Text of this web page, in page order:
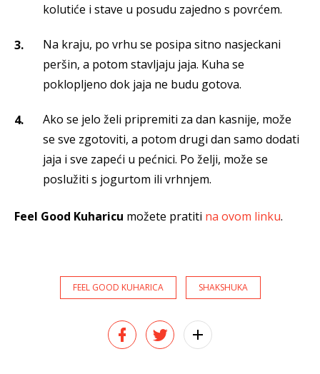
kolutiće i stave u posudu zajedno s povrćem.
Na kraju, po vrhu se posipa sitno nasjeckani
peršin, a potom stavljaju jaja. Kuha se
poklopljeno dok jaja ne budu gotova.
Ako se jelo želi pripremiti za dan kasnije, može
se sve zgotoviti, a potom drugi dan samo dodati
jaja i sve zapeći u pećnici. Po želji, može se
poslužiti s jogurtom ili vrhnjem.
Feel Good Kuharicu možete pratiti na ovom linku.
FEEL GOOD KUHARICA SHAKSHUKA